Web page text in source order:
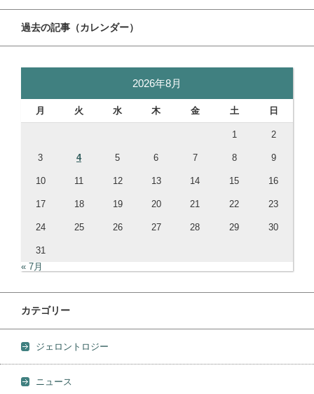
過去の記事（カレンダー）
2026年8月
月 火 水 木 金 土 日
1 2
3 4 5 6 7 8 9
10 11 12 13 14 15 16
17 18 19 20 21 22 23
24 25 26 27 28 29 30
31
« 7月
カテゴリー
ジェロントロジー
ニュース